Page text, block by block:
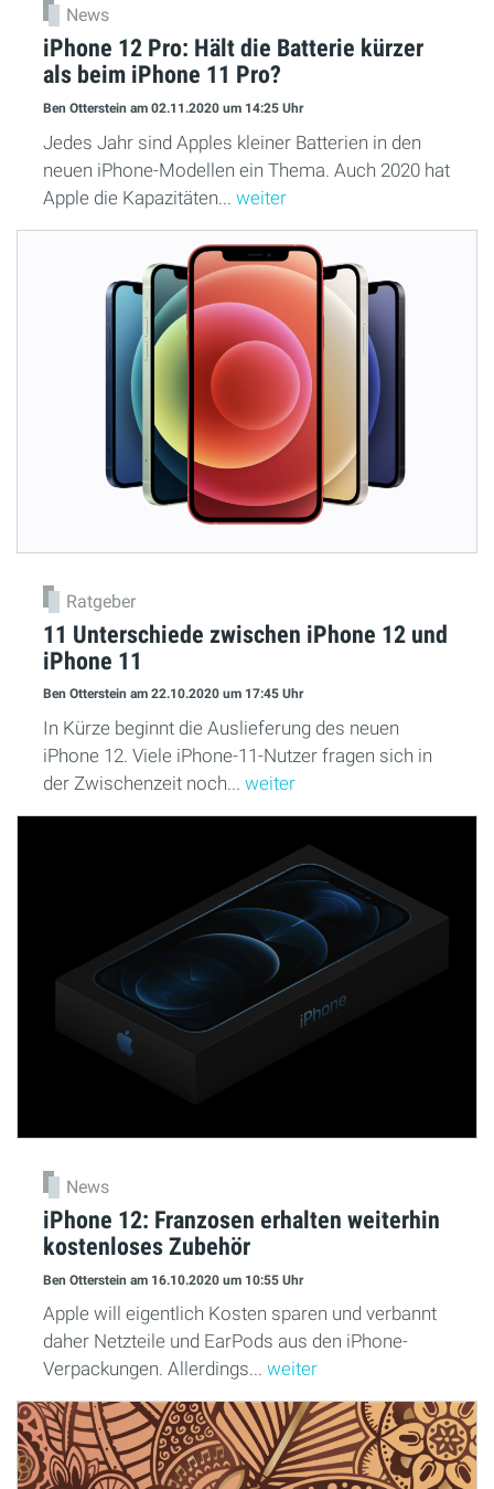
News
iPhone 12 Pro: Hält die Batterie kürzer
als beim iPhone 11 Pro?
Ben Otterstein am 02.11.2020 um 14:25 Uhr
Jedes Jahr sind Apples kleiner Batterien in den
neuen iPhone-Modellen ein Thema. Auch 2020 hat
Apple die Kapazitäten... weiter
Ratgeber
11 Unterschiede zwischen iPhone 12 und
iPhone 11
Ben Otterstein am 22.10.2020 um 17:45 Uhr
In Kürze beginnt die Auslieferung des neuen
iPhone 12. Viele iPhone-11-Nutzer fragen sich in
der Zwischenzeit noch... weiter
News
iPhone 12: Franzosen erhalten weiterhin
kostenloses Zubehör
Ben Otterstein am 16.10.2020 um 10:55 Uhr
Apple will eigentlich Kosten sparen und verbannt
daher Netzteile und EarPods aus den iPhone-
Verpackungen. Allerdings... weiter